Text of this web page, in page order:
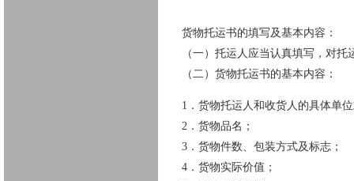
货物托运书的填写及基本内容：
（一）托运人应当认真填写，对
（二）货物托运书的基本内容：
1．货物托运人和收货人的具体单
2．货物品名；
3．货物件数、包装方式及标志；
4．货物实际价值；